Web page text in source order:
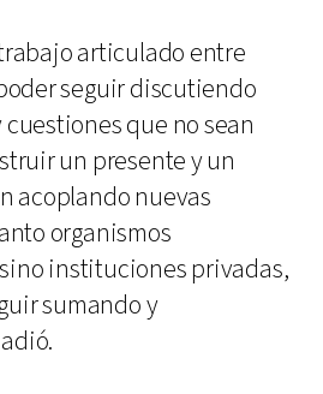
articulado entre
seguir discutiendo
que no sean
un presente y un
acoplando nuevas
organismos
instituciones privadas,
sumando y